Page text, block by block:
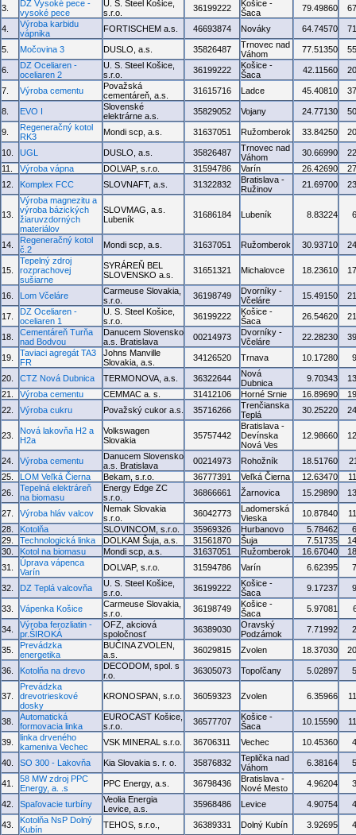
3.
DZ Vysoké pece -
vysoké pece
U. S. Steel Košice,
s.r.o.
36199222
Košice -
Šaca
79.49860
4.
Výroba karbidu
vápnika
FORTISCHEM a.s. 46693874 Nováky 64.74570
5. Močovina 3 DUSLO, a.s. 35826487
Trnovec nad
Váhom
77.51350
6.
DZ Oceliaren -
oceliaren 2
U. S. Steel Košice,
s.r.o.
36199222
Košice -
Šaca
42.11560
7. Výroba cementu
Považská
cementáreň, a.s.
31615716 Ladce 45.40810
8. EVO I
Slovenské
elektrárne a.s.
35829052 Vojany 24.77130
9.
Regeneračný kotol
RK3
Mondi scp, a.s. 31637051 Ružomberok 33.84250
10. UGL DUSLO, a.s. 35826487
Trnovec nad
Váhom
30.66990
11.
Výroba vápna DOLVAP, s.r.o. 31594786 Varín 26.42690
12.
Komplex FCC SLOVNAFT, a.s. 31322832
Bratislava -
Ružinov
21.69700
13.
Výroba magnezitu a
výroba bázických
žiaruvzdorných
materiálov
SLOVMAG, a.s.
Lubeník
31686184 Lubeník 8.83224
14.
Regeneračný kotol
č.2
Mondi scp, a.s. 31637051 Ružomberok 30.93710
15.
Tepelný zdroj
rozprachovej
sušiarne
SYRÁREŇ BEL
SLOVENSKO a.s.
31651321 Michalovce 18.23610
16. Lom Včeláre
Carmeuse Slovakia,
s.r.o.
36198749
Dvorníky -
Včeláre
15.49150
17.
DZ Oceliaren -
oceliaren 1
U. S. Steel Košice,
s.r.o.
36199222
Košice -
Šaca
26.54620
18.
Cementáreň Turňa
nad Bodvou
Danucem Slovensko
a.s. Bratislava
00214973
Dvorníky -
Včeláre
22.28230
19.
Taviaci agregát TA3
FR
Johns Manville
Slovakia, a.s.
34126520 Trnava 10.17280
20. CTZ Nová Dubnica TERMONOVA, a.s. 36322644
Nová
Dubnica
9.70343
21.
Výroba cementu CEMMAC a. s. 31412106 Horné Srnie 16.89690
22.
Výroba cukru Považský cukor a.s. 35716266
Trenčianska
Teplá
30.25220
23.
Nová lakovňa H2 a
H2a
Volkswagen
Slovakia
35757442
Bratislava -
Devínska
Nová Ves
12.98660
24. Výroba cementu
Danucem Slovensko
a.s. Bratislava
00214973 Rohožník 18.51760
25.
LOM Veľká Čierna Bekam, s.r.o. 36777391 Veľká Čierna 12.63470
26.
Tepelná elektráreň
na biomasu
Energy Edge ZC
s.r.o.
36866661 Žarnovica 15.29890
27. Výroba hláv valcov
Nemak Slovakia
s.r.o.
36042773
Ladomerská
Vieska
10.87840
28.
Kotolňa SLOVINCOM, s.r.o. 35969326 Hurbanovo 5.78462
29.
Technologická linka DOLKAM Šuja, a.s. 31561870 Šuja 7.51735
30.
Kotol na biomasu Mondi scp, a.s. 31637051 Ružomberok 16.67040
31.
Úprava vápenca
Varín
DOLVAP, s.r.o. 31594786 Varín 6.62395
32. DZ Teplá valcovňa
U. S. Steel Košice,
s.r.o.
36199222
Košice -
Šaca
9.17237
33. Vápenka Košice
Carmeuse Slovakia,
s.r.o.
36198749
Košice -
Šaca
5.97081
34.
Výroba ferozliatin -
pr.ŠIROKÁ
OFZ, akciová
spoločnosť
36389030
Oravský
Podzámok
7.71992
35.
Prevádzka
energetika
BUČINA ZVOLEN,
a.s.
36029815 Zvolen 18.37030
36. Kotolňa na drevo
DECODOM, spol. s
r.o.
36305073 Topoľčany 5.02897
37.
Prevádzka
drevotrieskové
dosky
KRONOSPAN, s.r.o. 36059323 Zvolen 6.35966
38.
Automatická
formovacia linka
EUROCAST Košice,
s.r.o.
36577707
Košice -
Šaca
10.15590
39.
linka drveného
kameniva Vechec
VSK MINERAL s.r.o. 36706311 Vechec 10.45360
40. SO 300 - Lakovňa Kia Slovakia s. r. o. 35876832
Teplička nad
Váhom
6.38164
41.
58 MW zdroj PPC
Energy, a. .s
PPC Energy, a.s. 36798436
Bratislava -
Nové Mesto
4.96204
42. Spaľovacie turbíny
Veolia Energia
Levice, a.s.
35968486 Levice 4.90754
43.
Kotolňa NsP Dolný
Kubín
TEHOS, s.r.o., 36389331 Dolný Kubín 3.92695